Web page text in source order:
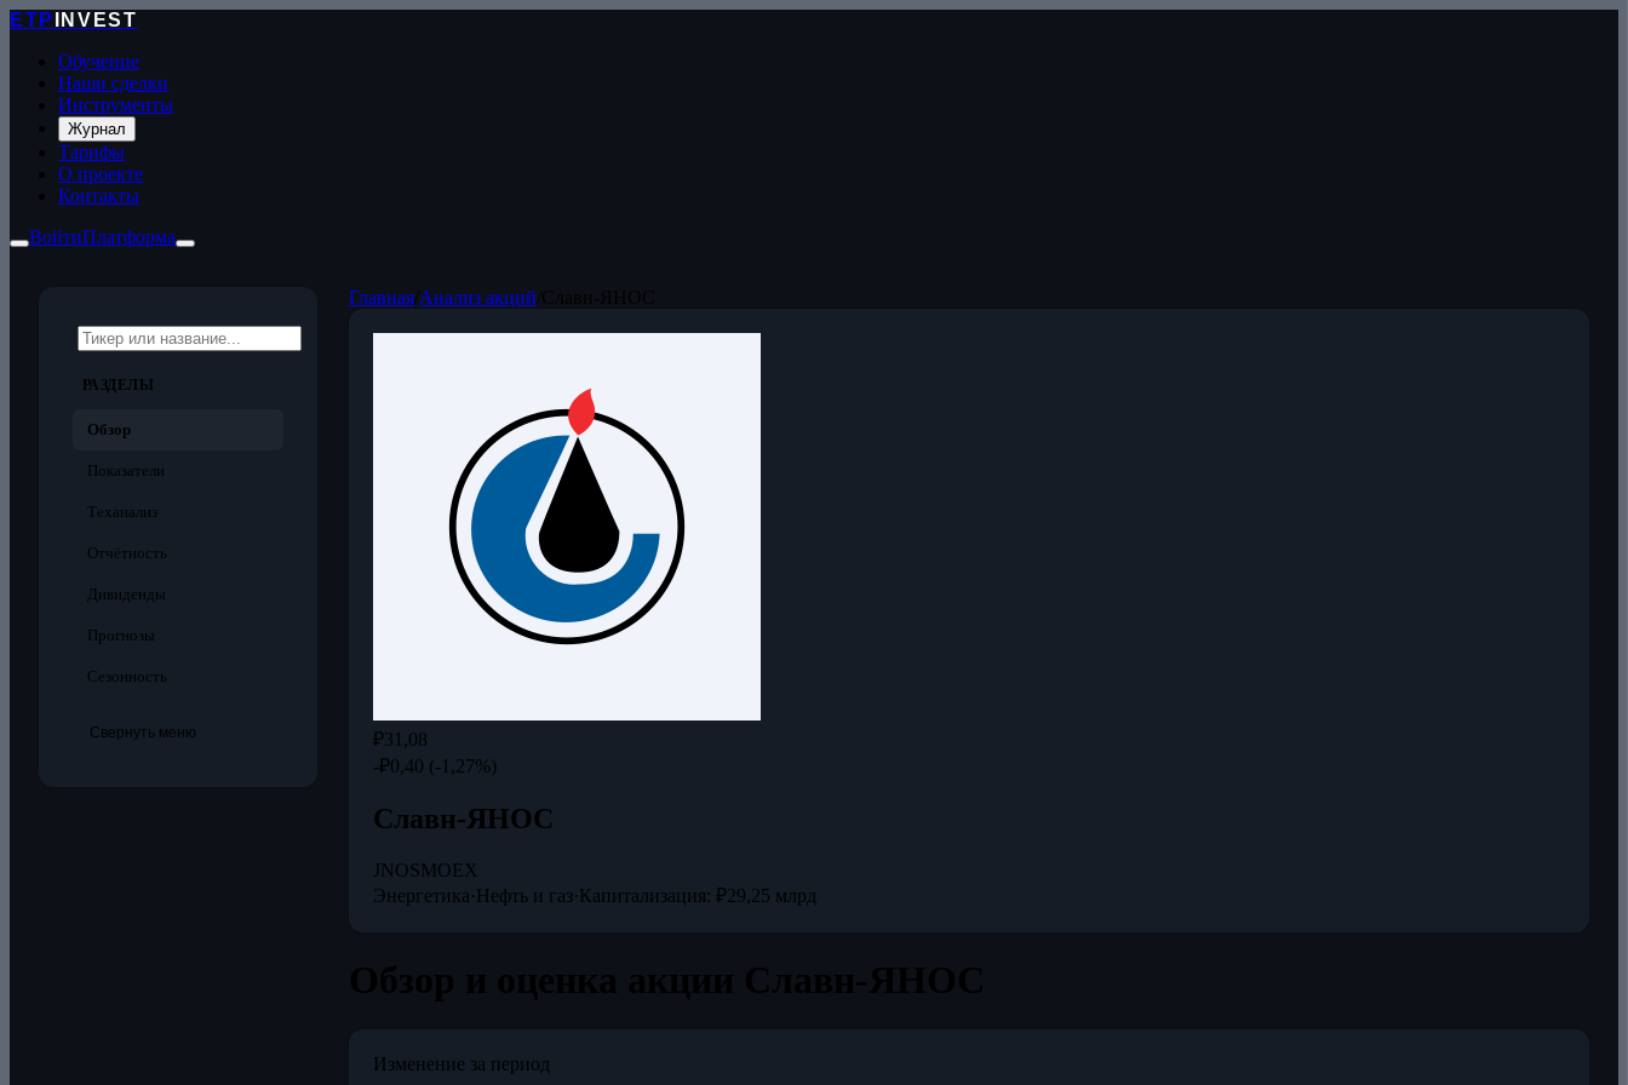
ETP
INVEST
Обучение
Наши сделки
Инструменты
Журнал
Тарифы
О проекте
Контакты
ВойтиПлатформа
РАЗДЕЛЫ
Обзор
Показатели
Теханализ
Отчётность
Дивиденды
Прогнозы
Сезонность
Свернуть меню
Главная/ Анализ акций
₽31,08
-₽0,40 (-1,27%)
Славн-ЯНОС
JNOSMOEX
Энергетика·Нефть и газ·Капитализация: ₽29,25 млрд
Изменение за период